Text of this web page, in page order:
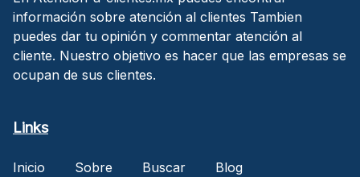
información sobre atención al clientes Tambien
puedes dar tu opinión y commentar atención al
cliente. Nuestro objetivo es hacer que las empresas se
ocupan de sus clientes.
Links
Inicio Sobre Buscar
Blog